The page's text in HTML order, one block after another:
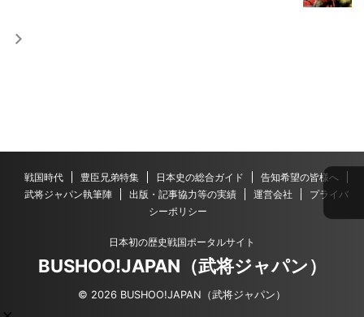
戦国時代 豊臣兄弟特集 日本史の総合ガイド
告知希望の皆様へ
武将ジャパン執筆陣
出版・記事協力等の実績 運営会社
プライバ
シーポリシー
日本初の歴史戦国ポータルサイト
BUSHOO!JAPAN（武将ジャパン）
© 2026 BUSHOO!JAPAN（武将ジャパン）